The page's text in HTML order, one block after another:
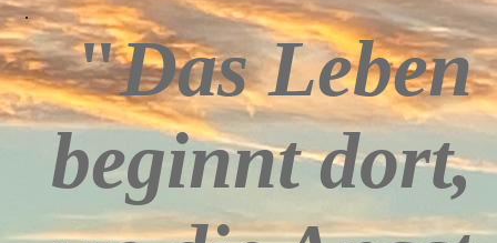
.
"Das Leben
beginnt dort,